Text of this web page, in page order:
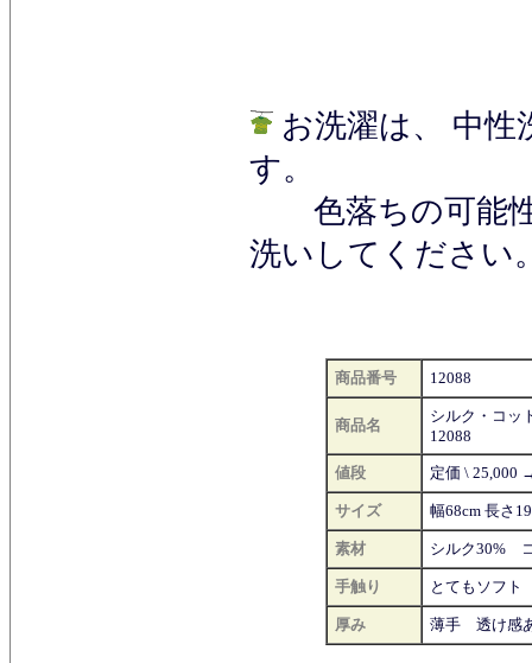
お洗濯は、 中性
す。
色落ちの可能性
洗いしてください
商品番号 12088
商品名
シルク・コッ
12088
値段 定価 \
サイズ 幅68cm 長さ
素材 シルク30%
手触り とてもソフト
厚み 薄手 透け感